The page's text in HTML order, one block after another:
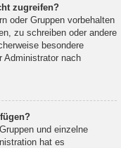
zugreifen?
oder Gruppen vorbehalten
zu schreiben oder andere
besondere
Administrator nach
und einzelne
hat es